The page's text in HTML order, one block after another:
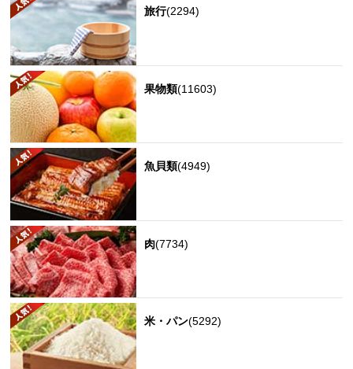
旅行(2294)
果物類(11603)
魚貝類(4949)
肉(7734)
米・パン(5292)